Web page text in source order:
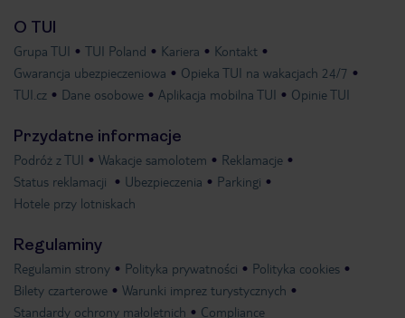
O TUI
Grupa TUI TUI Poland Kariera
Kontakt
Gwarancja ubezpieczeniowa
Opieka TUI na wakacjach 24/7
TUI.cz
Dane osobowe Aplikacja mobilna TUI Opinie TUI
Przydatne informacje
Podróż z TUI Wakacje samolotem
Reklamacje
Status reklamacji
Ubezpieczenia
Parkingi
Hotele przy lotniskach
Regulaminy
Regulamin strony Polityka prywatności
Polityka cookies
Bilety czarterowe
Warunki imprez turystycznych
Standardy ochrony małoletnich
Compliance